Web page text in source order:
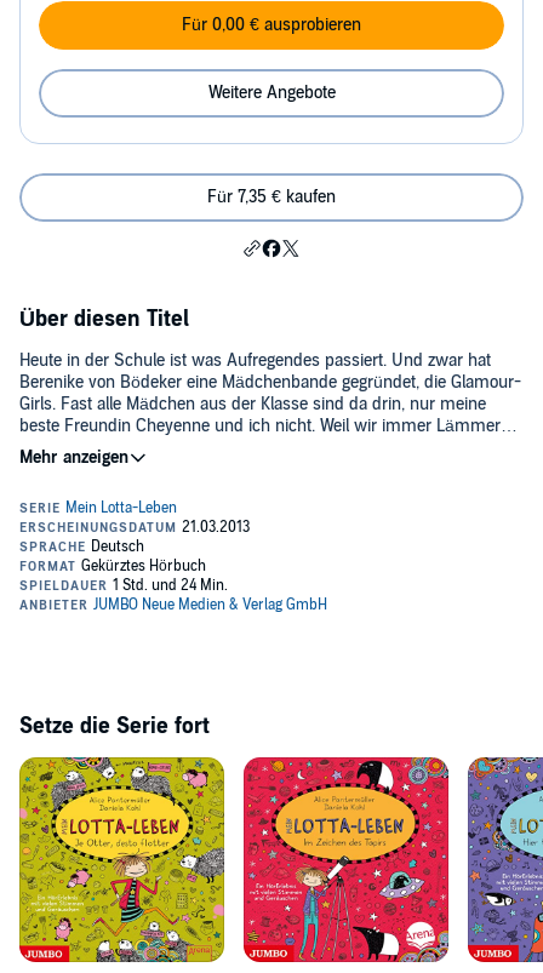
Für 0,00 € ausprobieren
Weitere Angebote
Für 7,35 € kaufen
Über diesen Titel
Heute in der Schule ist was Aufregendes passiert. Und zwar hat
Berenike von Bödeker eine Mädchenbande gegründet, die Glamour-
Girls. Fast alle Mädchen aus der Klasse sind da drin, nur meine
beste Freundin Cheyenne und ich nicht. Weil wir immer Lämmer-
Girls zu ihnen sagen. Aber egal, Cheyenne und ich haben ja jetzt
unsere eigene Bande, DIE WILDEN KANINCHEN! Und weil zwei ganz
mit dazugenommen. Bloß blöd, dass wir außer den LÄMMER-
GIRLS jetzt auch noch die ROCKER am Hals haben. Ob wir die mit
meiner indischen Blockflöte loswerden? Oder passieren dann noch
mehr komische Sachen?
Katinka Kultscher leiht Lotta ihre freche Mädchenstimme. Can
Christine Pappert erwecken Lottas turbulente Welt zum Leben.
©2013 Arena Verlag (P)2013 Jumbo Neue Medien & Verlag
Setze die Serie fort